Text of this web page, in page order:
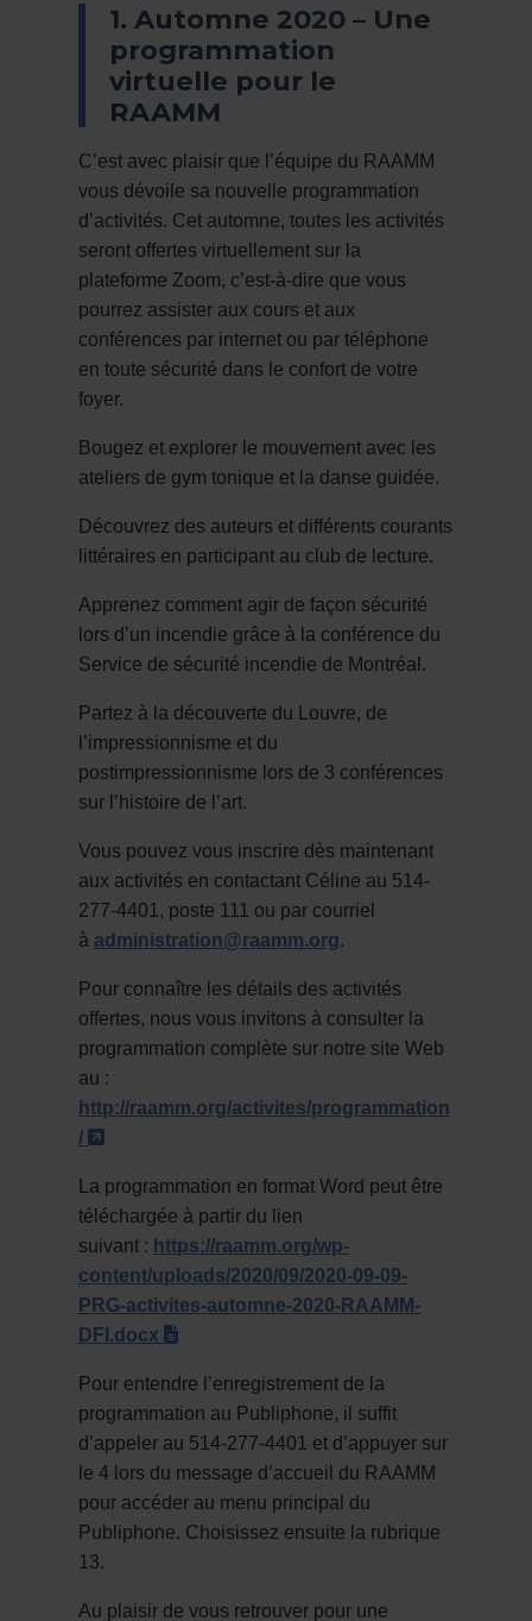
1. Automne 2020 – Une
programmation
virtuelle pour le
RAAMM
C’est avec plaisir que l’équipe du RAAMM
vous dévoile sa nouvelle programmation
d’activités. Cet automne, toutes les activités
seront offertes virtuellement sur la
plateforme Zoom, c’est-à-dire que vous
pourrez assister aux cours et aux
conférences par internet ou par téléphone
en toute sécurité dans le confort de votre
foyer.
Bougez et explorer le mouvement avec les
ateliers de gym tonique et la danse guidée.
Découvrez des auteurs et différents courants
littéraires en participant au club de lecture.
Apprenez comment agir de façon sécurité
lors d’un incendie grâce à la conférence du
Service de sécurité incendie de Montréal.
Partez à la découverte du Louvre, de
l’impressionnisme et du
postimpressionnisme lors de 3 conférences
sur l’histoire de l’art.
Vous pouvez vous inscrire dès maintenant
aux activités en contactant Céline au 514-
277-4401, poste 111 ou par courriel
à administration@raamm.org.
Pour connaître les détails des activités
offertes, nous vous invitons à consulter la
programmation complète sur notre site Web
au :
http://raamm.org/activites/programmation
/
- Cet hyperlien s'ouvrira dans une nouvelle fenêtre.
La programmation en format Word peut être
téléchargée à partir du lien
suivant : https://raamm.org/wp-
content/uploads/2020/09/2020-09-09-
PRG-activites-automne-2020-RAAMM-
DFI.docx
(docx)
Pour entendre l’enregistrement de la
programmation au Publiphone, il suffit
d’appeler au 514-277-4401 et d’appuyer sur
le 4 lors du message d’accueil du RAAMM
pour accéder au menu principal du
Publiphone. Choisissez ensuite la rubrique
13.
Au plaisir de vous retrouver pour une